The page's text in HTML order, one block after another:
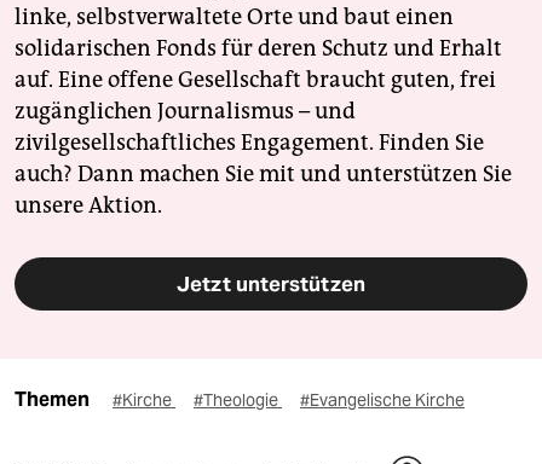
linke, selbstverwaltete Orte und baut einen
solidarischen Fonds für deren Schutz und Erhalt
auf. Eine offene Gesellschaft braucht guten, frei
zugänglichen Journalismus – und
zivilgesellschaftliches Engagement. Finden Sie
auch? Dann machen Sie mit und unterstützen Sie
unsere Aktion.
Jetzt unterstützen
Themen #Kirche #Theologie #Evangelische Kirche